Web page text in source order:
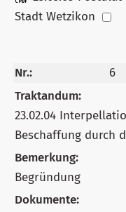
Stadt Wetzikon
Nr.:
6
Traktandum:
23.02.04
Beschaffung durch
Bemerkung:
Begründung
Dokumente: